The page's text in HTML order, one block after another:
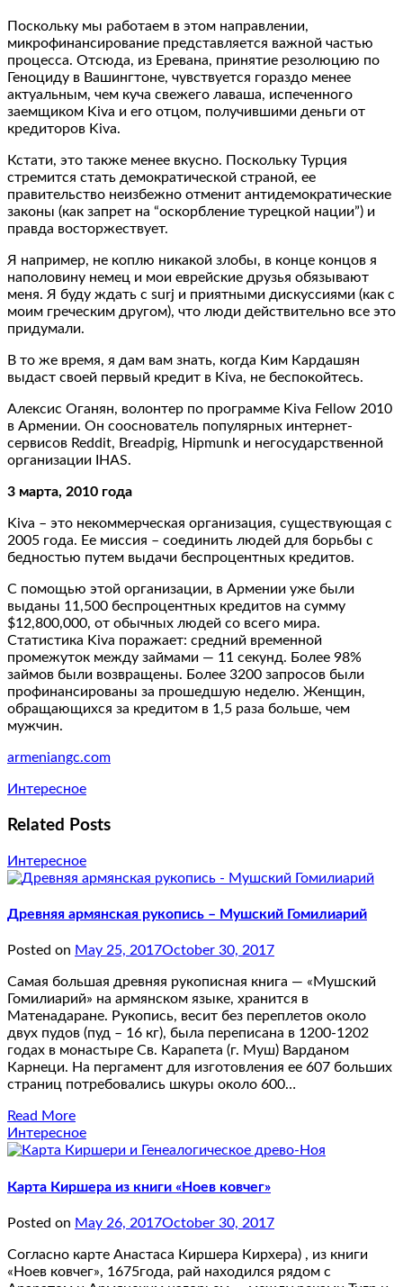
Поскольку мы работаем в этом направлении,
микрофинансирование представляется важной частью
процесса. Отсюда, из Еревана, принятие резолюцию по
Геноциду в Вашингтоне, чувствуется гораздо менее
актуальным, чем куча свежего лаваша, испеченного
заемщиком Kiva и его отцом, получившими деньги от
кредиторов Kiva.
Кстати, это также менее вкусно. Поскольку Турция
стремится стать демократической страной, ее
правительство неизбежно отменит антидемократические
законы (как запрет на “оскорбление турецкой нации”) и
правда восторжествует.
Я например, не коплю никакой злобы, в конце концов я
наполовину немец и мои еврейские друзья обязывают
меня. Я буду ждать с surj и приятными дискуссиями (как с
моим греческим другом), что люди действительно все это
придумали.
В то же время, я дам вам знать, когда Ким Кардашян
выдаст своей первый кредит в Kiva, не беспокойтесь.
Алексис Оганян, волонтер по программе Kiva Fellow 2010
в Армении. Он сооснователь популярных интернет-
сервисов Reddit, Breadpig, Hipmunk и негосударственной
организации IHAS.
3 марта, 2010 года
Kiva – это некоммерческая организация, существующая с
2005 года. Ее миссия – соединить людей для борьбы с
бедностью путем выдачи беспроцентных кредитов.
С помощью этой организации, в Армении уже были
выданы 11,500 беспроцентных кредитов на сумму
$12,800,000, от обычных людей со всего мира.
Статистика Kiva поражает: средний временной
промежуток между займами — 11 секунд. Более 98%
займов были возвращены. Более 3200 запросов были
профинансированы за прошедшую неделю. Женщин,
обращающихся за кредитом в 1,5 раза больше, чем
мужчин.
armeniangc.com
Интересное
Related Posts
Интересное
Древняя армянская рукопись – Мушский Гомилиарий
Posted on May 25, 2017October 30, 2017
Самая большая древняя рукописная книга — «Мушский
Гомилиарий» на армянском языке, хранится в
Матенадаране. Рукопись, весит без переплетов около
двух пудов (пуд – 16 кг), была переписана в 1200-1202
годах в монастыре Св. Карапета (г. Муш) Варданом
Карнеци. На пергамент для изготовления ее 607 больших
страниц потребовались шкуры около 600…
Read More
Интересное
Карта Киршера из книги «Ноев ковчег»
Posted on May 26, 2017October 30, 2017
Согласно карте Анастаса Киршера Кирхера) , из книги
«Ноев ковчег», 1675года, рай находился рядом с